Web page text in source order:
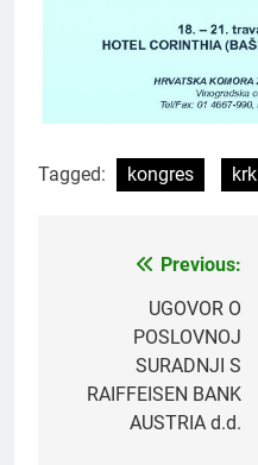
Tagged: kongres krk
NavigacijaPrevious:
UGOVOR O
POSLOVNOJ
SURADNJI S
RAIFFEISEN BANK
AUSTRIA d.d.